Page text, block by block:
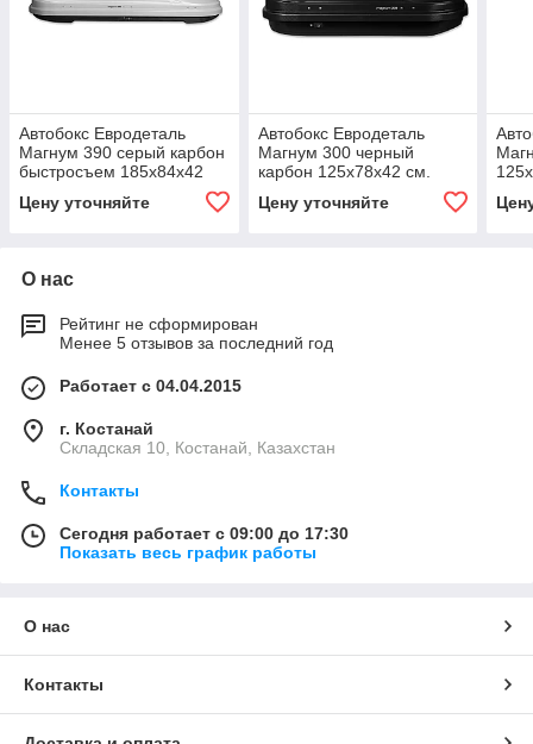
Автобокс Евродеталь
Магнум 390 серый карбон
быстросъем 185х84х42
Цену уточняйте
Автобокс Евродеталь
Магнум 300 черный
карбон 125х78х42 см.
Цену уточняйте
О нас
Рейтинг не сформирован
Менее 5 отзывов за последний год
Работает с 04.04.2015
г. Костанай
Складская 10, Костанай, Казахстан
Контакты
Сегодня работает с 09:00 до 17:30
Показать весь график работы
О нас
Контакты